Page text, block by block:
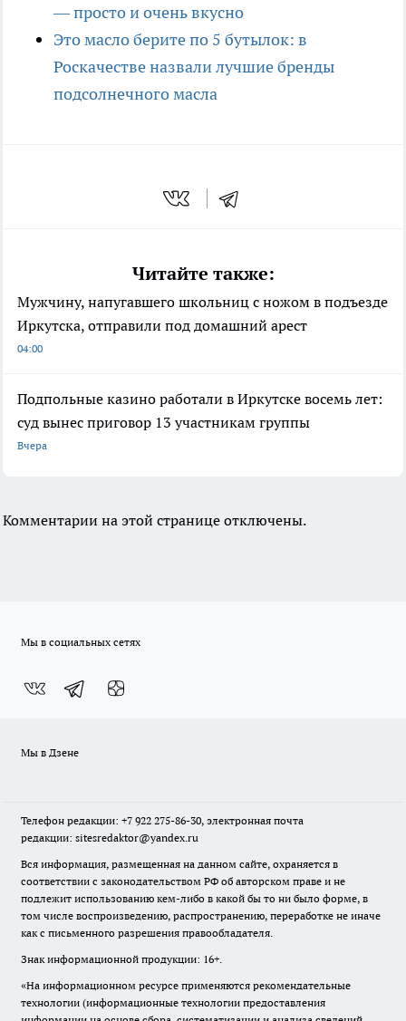
— просто и очень вкусно
Это масло берите по 5 бутылок: в
Роскачестве назвали лучшие бренды
подсолнечного масла
Читайте также:
Мужчину, напугавшего школьниц с ножом в подъезде
Иркутска, отправили под домашний арест
04:00
Подпольные казино работали в Иркутске восемь лет:
суд вынес приговор 13 участникам группы
Вчера
Комментарии на этой странице отключены.
Мы в социальных сетях
Мы в Дзене
Телефон редакции: +7 922 275-86-30, электронная почта
редакции: sitesredaktor@yandex.ru
Вся информация, размещенная на данном сайте, охраняется в
соответствии с законодательством РФ об авторском праве и не
подлежит использованию кем-либо в какой бы то ни было форме, в
том числе воспроизведению, распространению, переработке не иначе
как с письменного разрешения правообладателя.
Знак информационной продукции: 16+.
«На информационном ресурсе применяются рекомендательные
технологии (информационные технологии предоставления